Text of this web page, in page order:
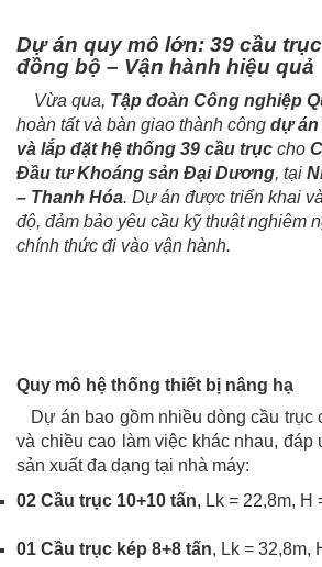
Dự án quy mô lớn: 39 cầu
đồng bộ – Vận hành hiệu quả
Vừa qua, Tập đoàn Công nghiệp
hoàn tất và bàn giao thành công dự án
và lắp đặt hệ thống 39 cầu trục cho
Đầu tư Khoáng sản Đại Dương, tại
– Thanh Hóa. Dự án được triển khai
độ, đảm bảo yêu cầu kỹ thuật nghiêm
chính thức đi vào vận hành.
Quy mô hệ thống thiết bị nâng hạ
Dự án bao gồm nhiều dòng cầu trục
và chiều cao làm việc khác nhau, đáp
sản xuất đa dạng tại nhà máy:
02 Cầu trục 10+10 tấn, Lk = 22,8m, H
01 Cầu trục kép 8+8 tấn, Lk = 32,8m,